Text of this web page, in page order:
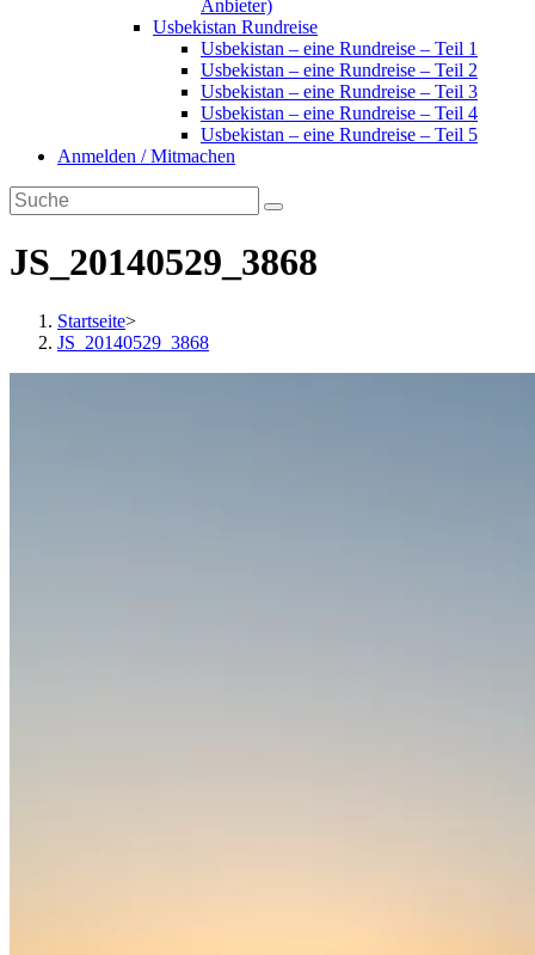
Anbieter)
Usbekistan Rundreise
Usbekistan – eine Rundreise – Teil 1
Usbekistan – eine Rundreise – Teil 2
Usbekistan – eine Rundreise – Teil 3
Usbekistan – eine Rundreise – Teil 4
Usbekistan – eine Rundreise – Teil 5
Anmelden / Mitmachen
JS_20140529_3868
Startseite>
JS_20140529_3868